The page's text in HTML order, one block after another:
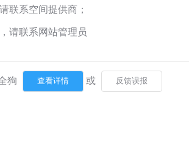
联系空间提供商；
请联系网站管理员
狗 或